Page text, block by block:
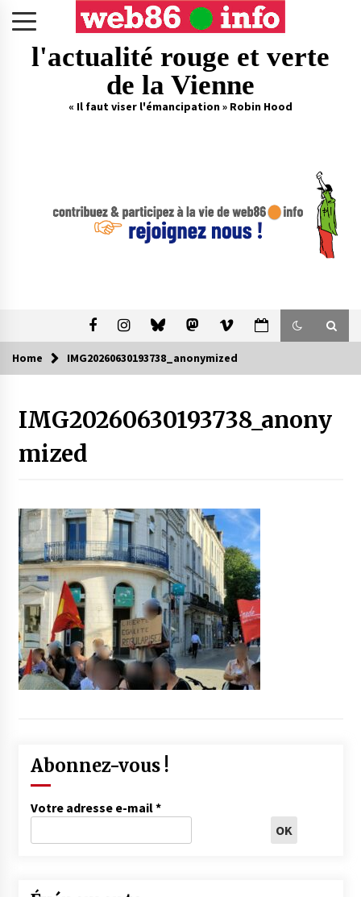
l'actualité rouge et verte
de la Vienne
« Il faut viser l'émancipation » Robin Hood
Home IMG20260630193738_anonymized
IMG20260630193738_anony
mized
Abonnez-vous !
Votre adresse e-mail*